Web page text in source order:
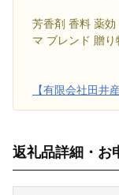
芳香剤 香料 薬
マ ブレンド 贈
【有限会社田井
返礼品詳細・お